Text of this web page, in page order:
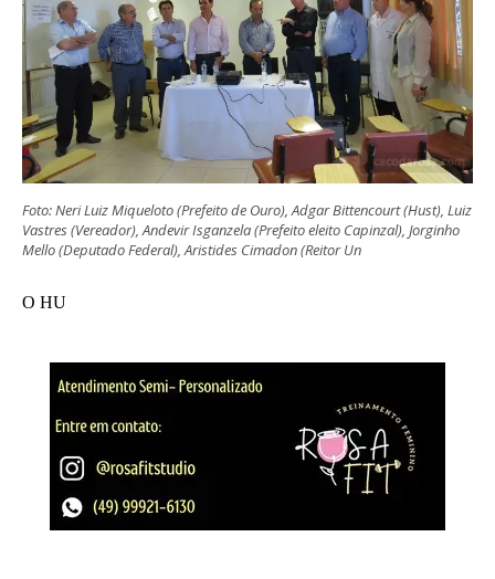
Foto: Neri Luiz Miqueloto (Prefeito de Ouro), Adgar Bittencourt (Hust), Luiz
Vastres (Vereador), Andevir Isganzela (Prefeito eleito Capinzal), Jorginho
Mello (Deputado Federal), Aristides Cimadon (Reitor Un
O HU